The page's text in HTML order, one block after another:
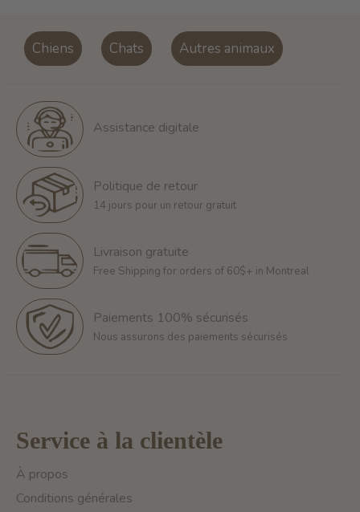
Chiens Chats Autres animaux
Assistance digitale
Politique de retour
14 jours pour un retour gratuit
Livraison gratuite
Free Shipping for orders of 60$+ in Montreal
Paiements 100% sécurisés
Nous assurons des paiements sécurisés
Service à la clientèle
À propos
Conditions générales